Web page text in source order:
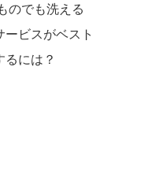
のでも洗える
ビスがベスト
には？